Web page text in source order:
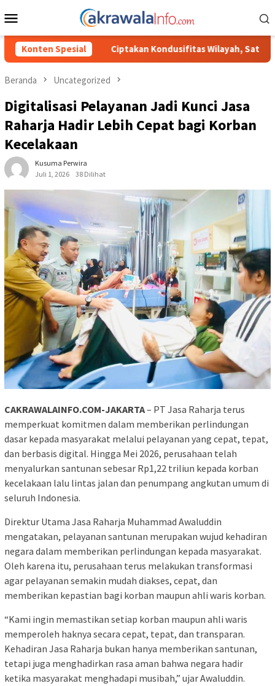
ke
Mobile
Konten Spesial
Kondusifitas Wilayah, Sat Samapta Polres Toraja Utara
Beranda Uncategorized
Digitalisasi Pelayanan Jadi Kunci Jasa
Raharja Hadir Lebih Cepat bagi Korban
Kecelakaan
Kusuma Perwira
Juli 1, 2026
38 Dilihat
CAKRAWALAINFO.COM-JAKARTA– PT Jasa Raharja terus
memperkuat komitmen dalam memberikan perlindungan
dasar kepada masyarakat melalui pelayanan yang cepat, tepat,
dan berbasis digital. Hingga Mei 2026, perusahaan telah
menyalurkan santunan sebesar Rp1,22 triliun kepada korban
kecelakaan lalu lintas jalan dan penumpang angkutan umum di
seluruh Indonesia.
Direktur Utama Jasa Raharja Muhammad Awaluddin
mengatakan, pelayanan santunan merupakan wujud kehadiran
negara dalam memberikan perlindungan kepada masyarakat.
Oleh karena itu, perusahaan terus melakukan transformasi
agar pelayanan semakin mudah diakses, cepat, dan
memberikan kepastian bagi korban maupun ahli waris korban.
“Kami ingin memastikan setiap korban maupun ahli waris
memperoleh haknya secara cepat, tepat, dan transparan.
Kehadiran Jasa Raharja bukan hanya memberikan santunan,
tetapi juga menghadirkan rasa aman bahwa negara hadir
ketika masyarakat menghadapi musibah,” ujar Awaluddin.